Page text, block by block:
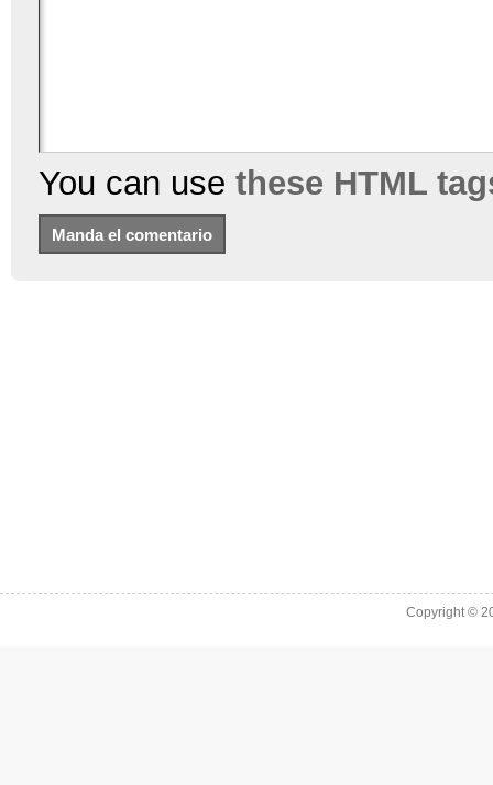
You can use these HTML
Copyright ©